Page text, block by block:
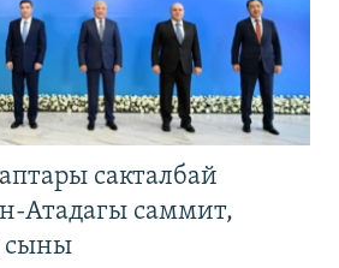
сакталбай
Атадагы саммит,